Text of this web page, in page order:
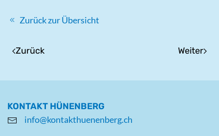
Zurück zur Übersicht
Zurück Weiter
KONTAKT HÜNENBERG
info@kontakthuenenberg.ch